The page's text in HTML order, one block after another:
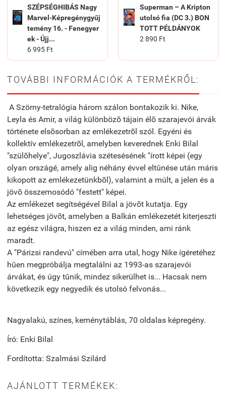
SZÉPSÉGHIBÁS Nagy
Marvel-Képregénygyűj
temény 16. - Fenegyer
ek - Újj...
6 995 Ft
Superman – A Kripton
utolsó fia (DC 3.) BON
TOTT PÉLDÁNYOK
2 890 Ft
TOVÁBBI INFORMÁCIÓK A TERMÉKRŐL:
A Szörny-tetralógia három szálon bontakozik ki. Nike,
Leyla és Amir, a világ különbözõ tájain élõ szarajevói árvák
története elsõsorban az emlékezetrõl szól. Egyéni és
kollektív emlékezetrõl, amelyben keverednek Enki Bilal
"szülõhelye", Jugoszlávia szétesésének "írott képei (egy
olyan országé, amely alig néhány évvel eltûnése után máris
kikopott az emlékezetünkbõl), valamint a múlt, a jelen és a
jövõ összemosódó "festett" képei.
Az emlékezet segítségével Bilal a jövõt kutatja. Egy
lehetséges jövõt, amelyben a Balkán emlékezetét kiterjeszti
az egész világra, hiszen ez a világ minden, ami ránk
maradt.
A "Párizsi randevú" címében arra utal, hogy Nike ígéretéhez
hûen megpróbálja megtalálni az 1993-as szarajevói
árvákat, és úgy tûnik, mindez sikerülhet is... Hacsak nem
következik egy negyedik és utolsó felvonás...
Nagyalakú, színes, keménytáblás, 70 oldalas képregény.
Író: Enki Bilal
Fordította: Szalmási Szilárd
AJÁNLOTT TERMÉKEK: